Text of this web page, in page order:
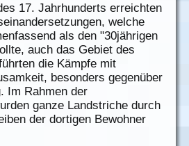
17. Jahrhunderts erreichten
welche
als den "30jährigen
auch das Gebiet des
die Kämpfe mit
besonders gegenüber
Im Rahmen der
ganze Landstriche durch
der dortigen Bewohner